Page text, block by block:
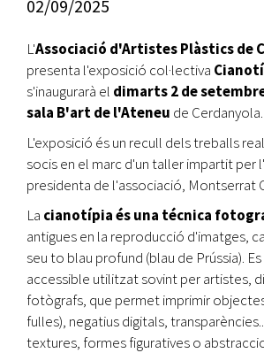
02/09/2025
L'Associació d'Artistes Plàstics de
presenta l'exposició col·lectiva
s'inaugurarà el dimarts 2 de
sala B'art de l'Ateneu de Cerdanyola.
L'exposició és un recull dels treballs
socis en el marc d'un taller impartit per
presidenta de l'associació, Montserrat
La cianotípia és una técnica
antigues en la reproducció d'imatges,
seu to blau profund (blau de Prússia).
accessible utilitzat sovint per artistes,
fotògrafs, que permet imprimir
fulles), negatius digitals,
textures, formes figuratives o